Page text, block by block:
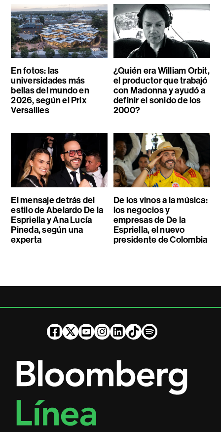
En fotos: las
universidades más
bellas del mundo en
2026, según el Prix
Versailles
¿Quién era William Orbit,
el productor que trabajó
con Madonna y ayudó a
definir el sonido de los
2000?
El mensaje detrás del
estilo de Abelardo De la
Espriella y Ana Lucía
Pineda, según una
experta
De los vinos a la música:
los negocios y
empresas de De la
Espriella, el nuevo
presidente de Colombia